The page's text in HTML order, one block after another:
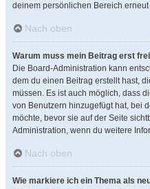
deinem persönlichen Bereich
Nach oben
Warum muss mein Beitrag erst
Die Board-Administration kann
dem du einen Beitrag erstellt hast,
müssen. Es ist auch möglich, dass
von Benutzern hinzugefügt hat, bei
möchte, bevor sie auf der Seite
Administration, wenn du weitere
Nach oben
Wie markiere ich ein Thema als